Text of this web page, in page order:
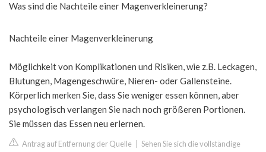
Was sind die Nachteile einer Magenverkleinerung?
Nachteile einer Magenverkleinerung
Möglichkeit von Komplikationen und Risiken, wie z.B. Leckagen,
Blutungen, Magengeschwüre, Nieren- oder Gallensteine.
Körperlich merken Sie, dass Sie weniger essen können, aber
psychologisch verlangen Sie nach noch größeren Portionen.
Sie müssen das Essen neu erlernen.
Antrag auf Entfernung der Quelle Sehen Sie sich die vollständige